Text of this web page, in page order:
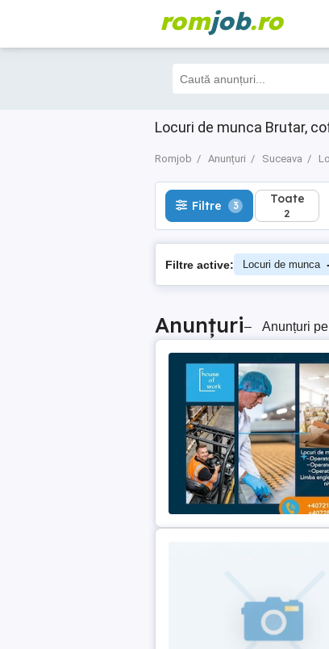
romjob.ro
Locuri de munca Brutar,
Romjob Anunțuri Suceava
Filtre 3 Toate
2
Filtre 3 Toate
2
Filtre active: Locuri de munca
Anunțuri– Anunțuri